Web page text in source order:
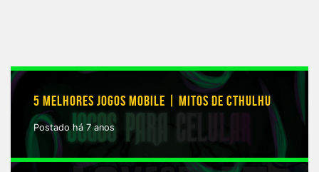
5 MELHORES JOGOS MOBILE | MITOS DE CTHULHU
Postado há 7 anos